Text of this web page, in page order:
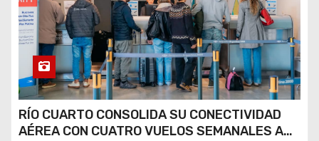
RÍO CUARTO CONSOLIDA SU CONECTIVIDAD
AÉREA CON CUATRO VUELOS SEMANALES A